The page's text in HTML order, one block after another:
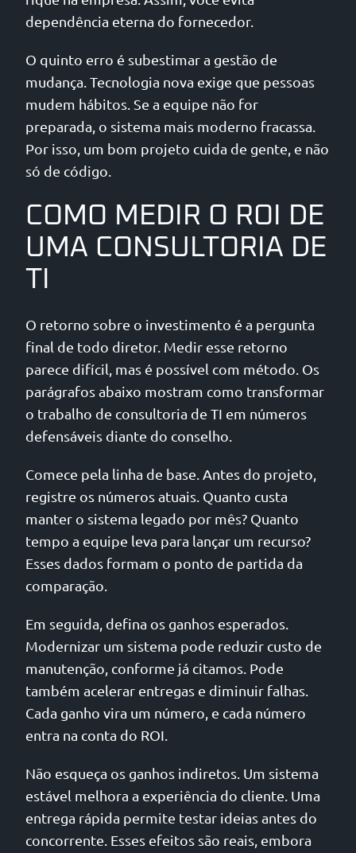
dependência eterna do fornecedor.
O quinto erro é subestimar a gestão de
mudança. Tecnologia nova exige que pessoas
mudem hábitos. Se a equipe não for
preparada, o sistema mais moderno fracassa.
Por isso, um bom projeto cuida de gente, e não
só de código.
COMO MEDIR O ROI DE
UMA CONSULTORIA DE
TI
O retorno sobre o investimento é a pergunta
final de todo diretor. Medir esse retorno
parece difícil, mas é possível com método. Os
parágrafos abaixo mostram como transformar
o trabalho de consultoria de TI em números
defensáveis diante do conselho.
Comece pela linha de base. Antes do projeto,
registre os números atuais. Quanto custa
manter o sistema legado por mês? Quanto
tempo a equipe leva para lançar um recurso?
Esses dados formam o ponto de partida da
comparação.
Em seguida, defina os ganhos esperados.
Modernizar um sistema pode reduzir custo de
manutenção, conforme já citamos. Pode
também acelerar entregas e diminuir falhas.
Cada ganho vira um número, e cada número
entra na conta do ROI.
Não esqueça os ganhos indiretos. Um sistema
estável melhora a experiência do cliente. Uma
entrega rápida permite testar ideias antes do
concorrente. Esses efeitos são reais, embora